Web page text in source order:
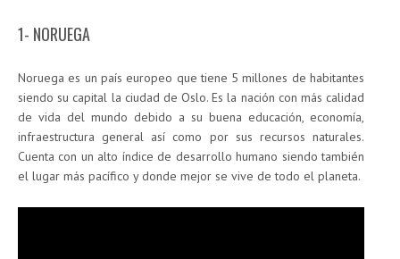
1- NORUEGA
Noruega es un país europeo que tiene 5 millones de habitantes
siendo su capital la ciudad de Oslo. Es la nación con más calidad
de vida del mundo debido a su buena educación, economía,
infraestructura general así como por sus recursos naturales.
Cuenta con un alto índice de desarrollo humano siendo también
el lugar más pacífico y donde mejor se vive de todo el planeta.